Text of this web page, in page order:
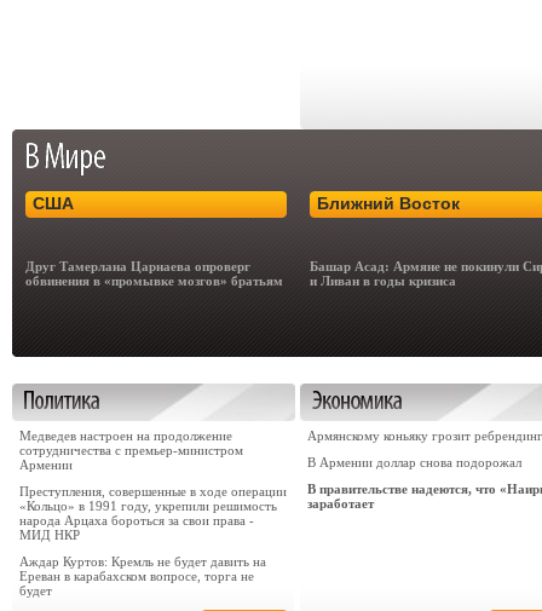
США
Друг Тамерлана Царнаева опроверг
обвинения в «промывке мозгов» братьям
Ближний Восток
Башар Асад: Армяне не покинули
и Ливан в годы кризиса
Медведев настроен на продолжение
сотрудничества с премьер-министром
Армении
Преступления, совершенные в ходе операции
«Кольцо» в 1991 году, укрепили решимость
народа Арцаха бороться за свои права -
МИД НКР
Аждар Куртов: Кремль не будет давить на
Ереван в карабахском вопросе, торга не
будет
Армянскому коньяку грозит ребрендинг
В Армении доллар снова подорожал
В правительстве надеются, что
заработает